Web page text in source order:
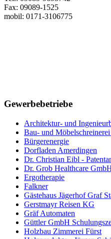
Fax: 09089-1525
mobil: 0171-3106775
Gewerbebetriebe
Architektur- und
Bau- und
Bürgerenergie
Dorfladen Amerdingen
Dr. Christian Eibl -
Dr. Grob Healthcare
Ergotherapie
Falkner
Gästehaus Jägerhof Graf
Gerstmayr Reisen KG
Gräf Automaten
Güttler GmbH
Holzbau Zimmerei Fürst